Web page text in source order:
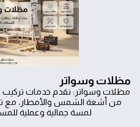
مظلات وسواتر
مظلات وسواتر: نقدم خدمات تركيب
من أشعة الشمس والأمطار، مع
لمسة جمالية وعملية